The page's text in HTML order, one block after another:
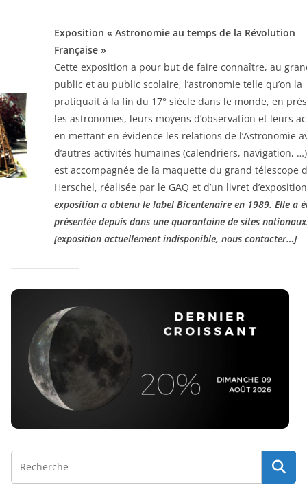
Exposition « Astronomie au temps de la Révolution
Française »
Cette exposition a pour but de faire connaître, au
public et au public scolaire, l’astronomie telle qu’on la
pratiquait à la fin du 17° siècle dans le monde, en
les astronomes, leurs moyens d’observation et leurs
en mettant en évidence les relations de l’Astronomie
d’autres activités humaines (calendriers, navigation,
est accompagnée de la maquette du grand télescope
Herschel, réalisée par le GAQ et d’un livret
exposition a obtenu le label Bicentenaire en 1989. Elle a
présentée depuis dans une quarantaine de sites
[exposition actuellement indisponible, nous contacter…]